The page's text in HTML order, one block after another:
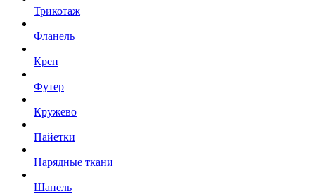
Трикотаж
Фланель
Креп
Футер
Кружево
Пайетки
Нарядные ткани
Шанель